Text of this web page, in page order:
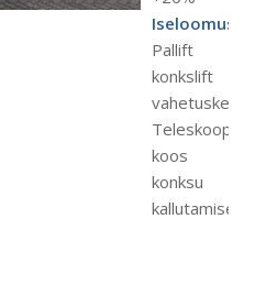
Iseloomustus:
Pallift
konkslift
vahetuskere.
Teleskoop
koos
konksu
kallutamisega